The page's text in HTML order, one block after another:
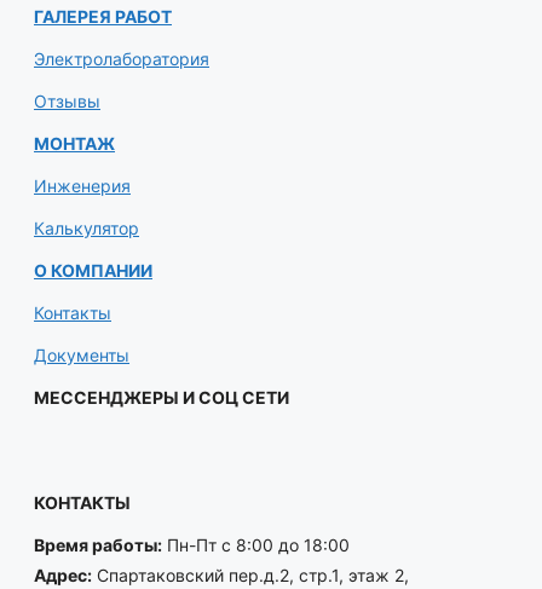
ГАЛЕРЕЯ РАБОТ
Электролаборатория
Отзывы
МОНТАЖ
Инженерия
Калькулятор
О КОМПАНИИ
Контакты
Документы
МЕССЕНДЖЕРЫ И СОЦ СЕТИ
КОНТАКТЫ
Время работы: Пн-Пт с 8:00 до 18:00
Адрес: Спартаковский пер.д.2, стр.1, этаж 2,